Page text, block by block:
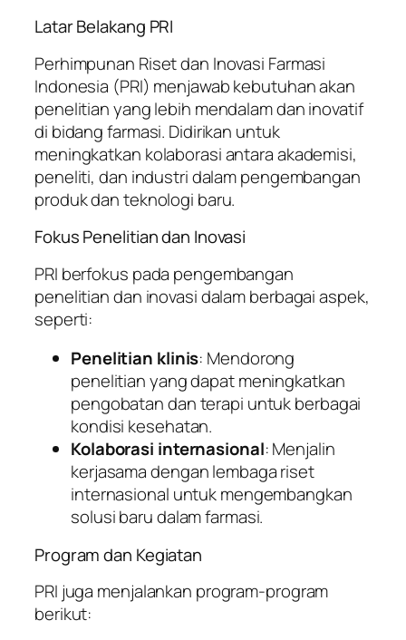
Latar Belakang PRI
Perhimpunan Riset dan Inovasi Farmasi
Indonesia (PRI) menjawab kebutuhan akan
penelitian yang lebih mendalam dan inovatif
di bidang farmasi. Didirikan untuk
meningkatkan kolaborasi antara akademisi,
peneliti, dan industri dalam pengembangan
produk dan teknologi baru.
Fokus Penelitian dan Inovasi
PRI berfokus pada pengembangan
penelitian dan inovasi dalam berbagai aspek,
seperti:
Penelitian klinis: Mendorong
penelitian yang dapat meningkatkan
pengobatan dan terapi untuk berbagai
kondisi kesehatan.
Kolaborasi internasional: Menjalin
kerjasama dengan lembaga riset
internasional untuk mengembangkan
solusi baru dalam farmasi.
Program dan Kegiatan
PRI juga menjalankan program-program
berikut: